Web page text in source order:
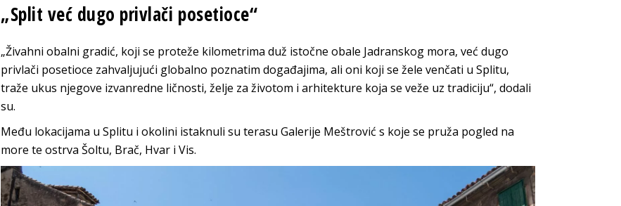
„Split već dugo privlači posetioce“
„Živahni obalni gradić, koji se proteže kilometrima duž istočne obale Jadranskog mora, već dugo
privlači posetioce zahvaljujući globalno poznatim događajima, ali oni koji se žele venčati u Splitu,
traže ukus njegove izvanredne ličnosti, želje za životom i arhitekture koja se veže uz tradiciju“, dodali
su.
Među lokacijama u Splitu i okolini istaknuli su terasu Galerije Meštrović s koje se pruža pogled na
more te ostrva Šoltu, Brač, Hvar i Vis.